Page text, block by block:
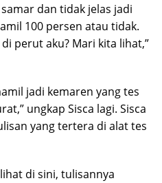
dan tidak jelas jadi
100 persen atau tidak.
perut aku? Mari kita lihat,”
jadi kemaren yang tes
ungkap Sisca lagi. Sisca
yang tertera di alat tes
di sini, tulisannya